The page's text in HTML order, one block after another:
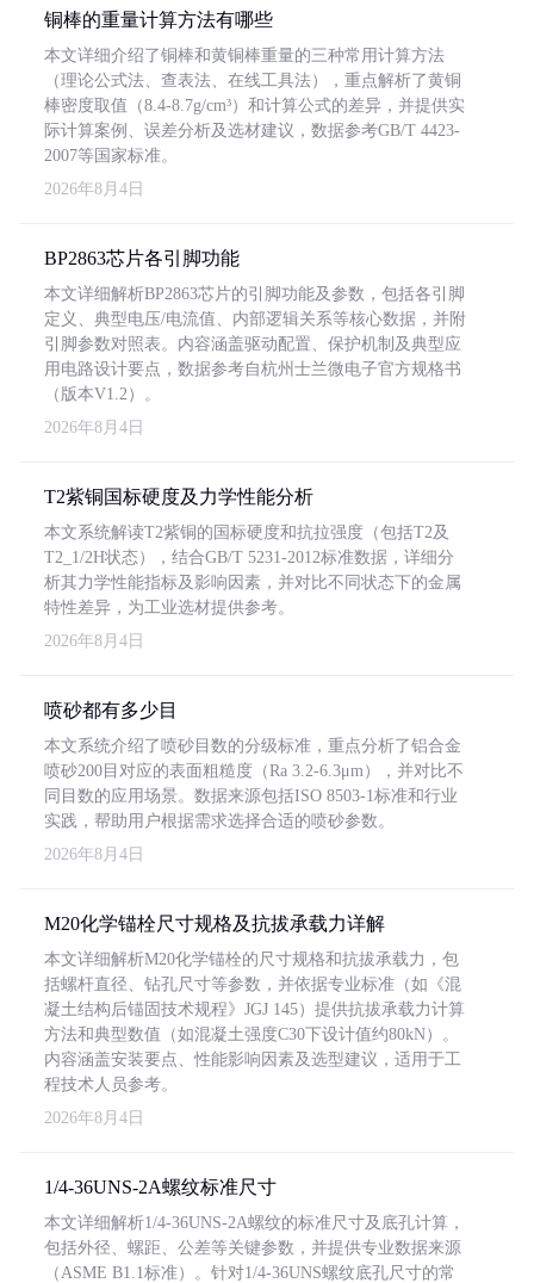
铜棒的重量计算方法有哪些
本文详细介绍了铜棒和黄铜棒重量的三种常用计算方法
（理论公式法、查表法、在线工具法），重点解析了黄铜
棒密度取值（8.4-8.7g/cm³）和计算公式的差异，并提供实
际计算案例、误差分析及选材建议，数据参考GB/T 4423-
2007等国家标准。
2026年8月4日
BP2863芯片各引脚功能
本文详细解析BP2863芯片的引脚功能及参数，包括各引脚
定义、典型电压/电流值、内部逻辑关系等核心数据，并附
引脚参数对照表。内容涵盖驱动配置、保护机制及典型应
用电路设计要点，数据参考自杭州士兰微电子官方规格书
（版本V1.2）。
2026年8月4日
T2紫铜国标硬度及力学性能分析
本文系统解读T2紫铜的国标硬度和抗拉强度（包括T2及
T2_1/2H状态），结合GB/T 5231-2012标准数据，详细分
析其力学性能指标及影响因素，并对比不同状态下的金属
特性差异，为工业选材提供参考。
2026年8月4日
喷砂都有多少目
本文系统介绍了喷砂目数的分级标准，重点分析了铝合金
喷砂200目对应的表面粗糙度（Ra 3.2-6.3μm），并对比不
同目数的应用场景。数据来源包括ISO 8503-1标准和行业
实践，帮助用户根据需求选择合适的喷砂参数。
2026年8月4日
M20化学锚栓尺寸规格及抗拔承载力详解
本文详细解析M20化学锚栓的尺寸规格和抗拔承载力，包
括螺杆直径、钻孔尺寸等参数，并依据专业标准（如《混
凝土结构后锚固技术规程》JGJ 145）提供抗拔承载力计算
方法和典型数值（如混凝土强度C30下设计值约80kN）。
内容涵盖安装要点、性能影响因素及选型建议，适用于工
程技术人员参考。
2026年8月4日
1/4-36UNS-2A螺纹标准尺寸
本文详细解析1/4-36UNS-2A螺纹的标准尺寸及底孔计算，
包括外径、螺距、公差等关键参数，并提供专业数据来源
（ASME B1.1标准）。针对1/4-36UNS螺纹底孔尺寸的常